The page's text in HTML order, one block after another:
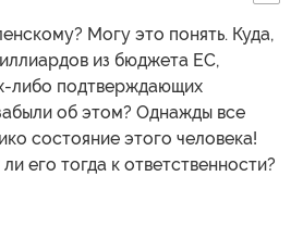
Могу это понять. Куда,
из бюджета ЕС,
либо подтверждающих
об этом? Однажды все
состояние этого человека!
его тогда к ответственности?